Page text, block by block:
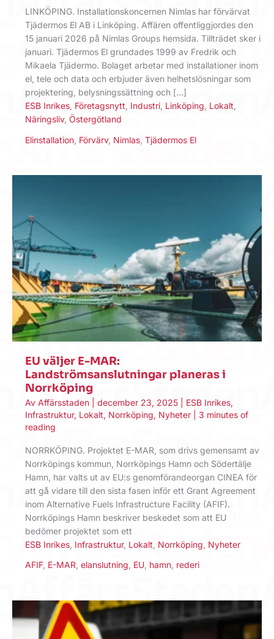
LINKÖPING. Installationskoncernen Nimlas har förvärvat
Tjädermos El AB i Linköping. Affären offentliggjordes den
15 januari 2026 på Nimlas Groups hemsida. Tillträdet sker i
januari. Tjädermos El grundades 1999 av Fredrik och
Mikaela Tjädermo. Bolaget arbetar med installationer inom
el, tele och data och erbjuder även helhetslösningar som
projektering, belysningssättning och […]
ESB Inrikes Företagsnytt Industri Linköping Lokalt
Näringsliv, Östergötland
Elinstallation Förvärv, Nimlas Tjädermos El
EU väljer E-MAR:
Landströmsanslutningar planeras i
Norrköping
Av Affärsstaden december 23, 2025 ESB Inrikes,
Infrastruktur, Lokalt, Norrköping, Nyheter
3 minutes of
reading
NORRKÖPING. Projektet E-MAR, som drivs gemensamt av
Norrköpings kommun, Norrköpings Hamn och Södertälje
Hamn, har valts ut av EU:s genomförandeorgan CINEA för
att gå vidare till den sista fasen inför ett Grant Agreement
inom Alternative Fuels Infrastructure Facility (AFIF).
Norrköpings Hamn beskriver beskedet som att EU
bedömer projektet som ett
ESB Inrikes Infrastruktur, Lokalt Norrköping Nyheter
AFIF, E-MAR elanslutning EU hamn rederi